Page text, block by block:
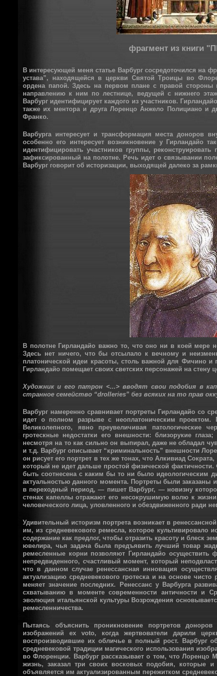
фрагмент из книги
В интересующей меня статье Варбург сосредоточился на
устава”, находящейся в церкви Святой Троицы во
ордена папой. Здесь на первом плане с правой
направлению к ним по лестнице, ведущей с нижнего
Варбург идентифицирует каждого из участников.
также их ментора и друга Лоренцо Анжело Полициано и
Франко.
Варбурга интересует и трансформация места доноров
особенно его интересует возникновение у Гирландайо
идентифицировать участников группы,
зафиксированный на полотне. Речь идет о связывании
Варбург говорит об историзации, выходящей далеко за
В полотне Гирландайо важно то, что оно ни в коей мере
Здесь нет ничего, что бы отсылало к вечному и
платонической идеи красоты, столь важной для Фичино
Гирландайо помещает своих светских персонажей на стену
Художник и его патрон <...> вводят свои подобия в
странное семейство “drolleries” без всяких на то прав
Варбург намеренно сравнивает портреты Гирландайо со
идет о полном разрыве с неоплатоническим проектом.
Великолепного, явно преувеличивая
гротескные недостатки его внешности: близорукие
несмотря на то как сильно он выпирал, даже не обладал
и т.д. Варбург описывает “криминальность” внешности
он рисует его портрет в тех же тонах, что Алкивиад
который не идет дальше простой физической
быть соотнесена с каким бы то ни было идеологическим
актуальностью данного момента. Портреты были
в переходный период, — пишет Варбург, — новизну
стенах капеллы отражают его несокрушимую волю к
человеческого лица, уловленного и обездвиженного ради
Удивительный историзм портрета возникает в
им, из средневекового ремесла, которое культивировало
содержание как предлог, чтобы отразить красоту и блеск
ювелира, чья задача была предъявить лучший товар
ремесленные корни позволяют Гирландайо осуществить
непредвиденного, счастливый момент, который
что в данном случае ренессансная инновация
актуализацию средневекового гротеска и на основе
меняет значение последних. Ренессанс у Варбурга
схватыванию в моменте современности античности и
эволюция итальянской культуры Возрождения
ремесленничества.
Пытаясь объяснить проникновение портретов
изображений ex voto, когда жертвователи дарили
воспроизводившие их обличье в полный рост. Варбург
средневековой традиции магического использования
во Флоренции. Варбург рассказывает о том, что Лоренцо
жизнь, заказал три своих восковых подобия, которые
объявляется им актуализированным пережитком